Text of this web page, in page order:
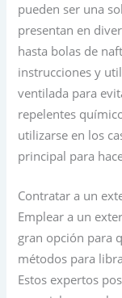
pueden ser una
presentan en
hasta bolas de
instrucciones y
ventilada para
repelentes
utilizarse en los
principal para
Contratar a un
Emplear a un
gran opción para
métodos para
Estos expertos